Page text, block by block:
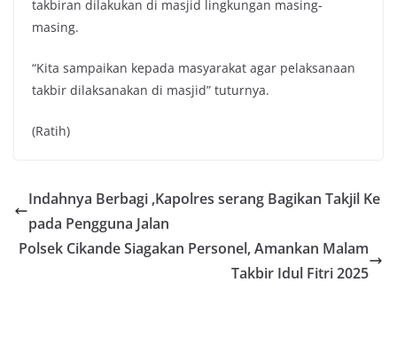
takbiran dilakukan di masjid lingkungan masing-
masing.
“Kita sampaikan kepada masyarakat agar pelaksanaan
takbir dilaksanakan di masjid” tuturnya.
(Ratih)
Indahnya Berbagi ,Kapolres serang Bagikan Takjil Ke
pada Pengguna Jalan
Polsek Cikande Siagakan Personel, Amankan Malam
Takbir Idul Fitri 2025